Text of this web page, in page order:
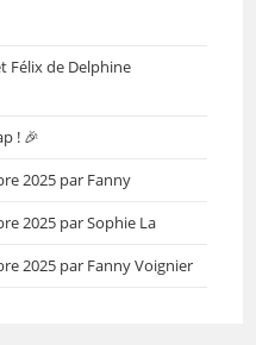
Félix de Delphine
! 🎉
2025 par Fanny
2025 par Sophie La
2025 par Fanny Voignier